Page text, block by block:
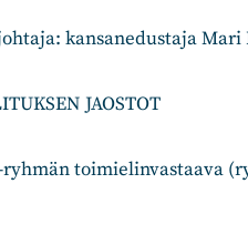
kansanedustaja Mari
JAOSTOT
toimielinvastaava